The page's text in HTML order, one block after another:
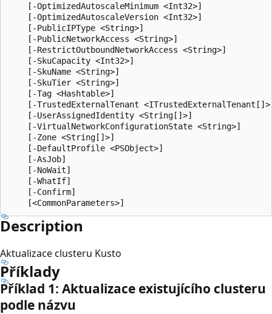
    [-OptimizedAutoscaleMinimum <Int32>]
    [-OptimizedAutoscaleVersion <Int32>]
    [-PublicIPType <String>]
    [-PublicNetworkAccess <String>]
    [-RestrictOutboundNetworkAccess <String>]
    [-SkuCapacity <Int32>]
    [-SkuName <String>]
    [-SkuTier <String>]
    [-Tag <Hashtable>]
[-TrustedExternalTenant
    [-UserAssignedIdentity <String[]>]
    [-VirtualNetworkConfigurationState <String>]
    [-Zone <String[]>]
    [-DefaultProfile <PSObject>]
    [-AsJob]
    [-NoWait]
    [-WhatIf]
    [-Confirm]
Description
Aktualizace clusteru Kusto
Příklady
Příklad 1: Aktualizace existujícího clusteru
podle názvu